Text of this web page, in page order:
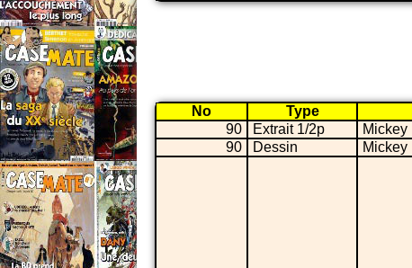
No Type
90
Extrait 1/2p Mickey
90
Dessin Mickey